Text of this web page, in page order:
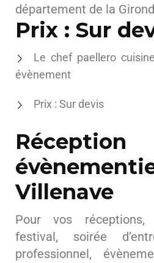
département de la
Prix : Sur
Le chef paellero
évènement
Prix : Sur devis
Villenave
Pour vos réceptions,
festival, soirée
professionnel,